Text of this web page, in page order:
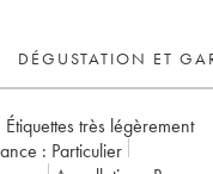
DÉGUSTATION ET
Étiquettes très légèrement
: particulier